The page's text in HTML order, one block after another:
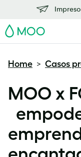
MOO
Home > Casos
MOO x